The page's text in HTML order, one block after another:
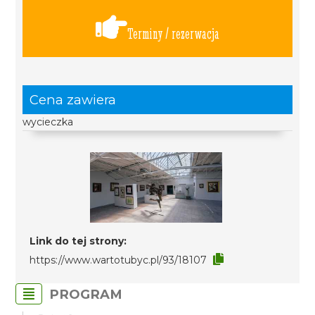
Terminy / rezerwacja
Cena zawiera
wycieczka
Link do tej strony:
https://www.wartotubyc.pl/93/18107
PROGRAM